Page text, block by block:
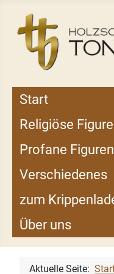
Start
Religiöse
Profane Figuren
Verschiedenes
zum
Über uns
Aktuelle Seite: